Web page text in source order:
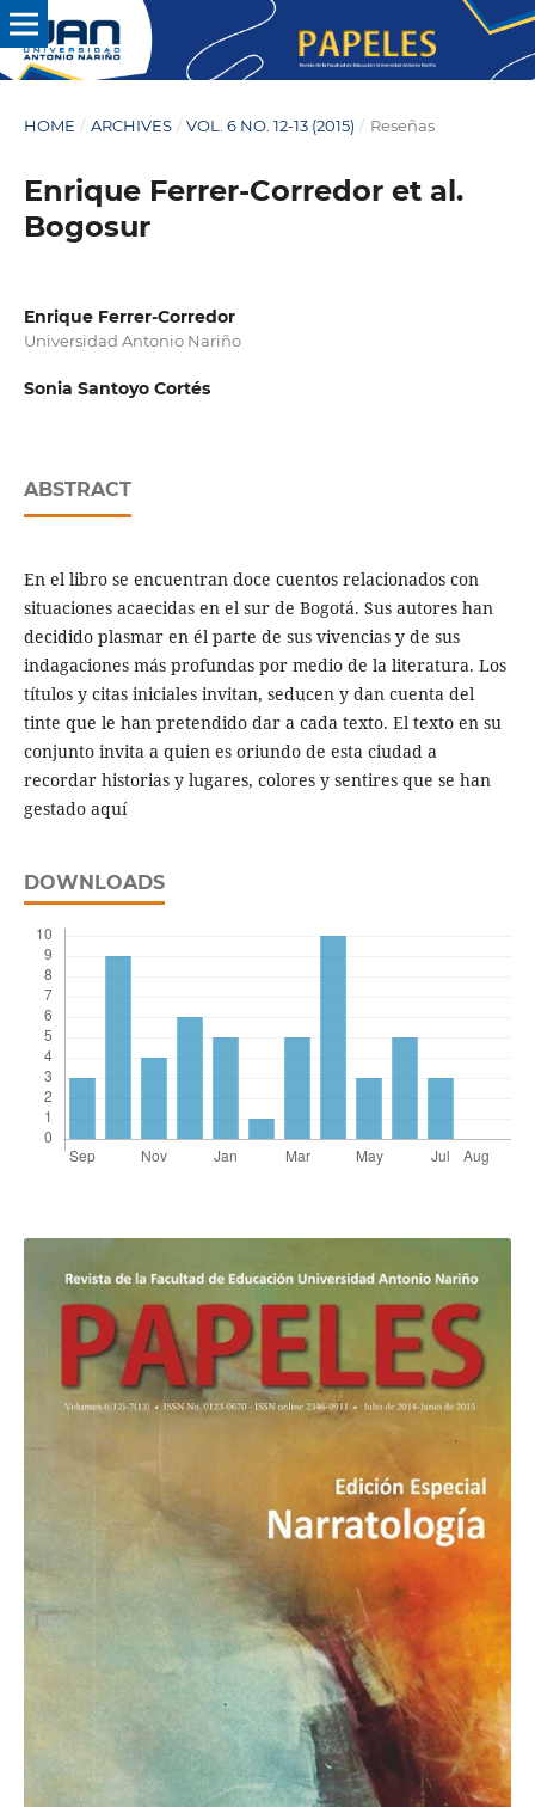
HOME / ARCHIVES / VOL. 6 NO. 12-13 (2015) / Reseñas
Enrique Ferrer-Corredor et al.
Bogosur
Enrique Ferrer-Corredor
Universidad Antonio Nariño
Sonia Santoyo Cortés
ABSTRACT
En el libro se encuentran doce cuentos relacionados con
situaciones acaecidas en el sur de Bogotá. Sus autores han
decidido plasmar en él parte de sus vivencias y de sus
indagaciones más profundas por medio de la literatura. Los
títulos y citas iniciales invitan, seducen y dan cuenta del
tinte que le han pretendido dar a cada texto. El texto en su
conjunto invita a quien es oriundo de esta ciudad a
recordar historias y lugares, colores y sentires que se han
gestado aquí
DOWNLOADS